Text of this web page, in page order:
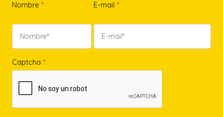
Nombre * E-mail *
Captcha *